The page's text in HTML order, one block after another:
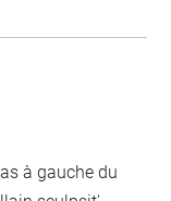
à gauche du